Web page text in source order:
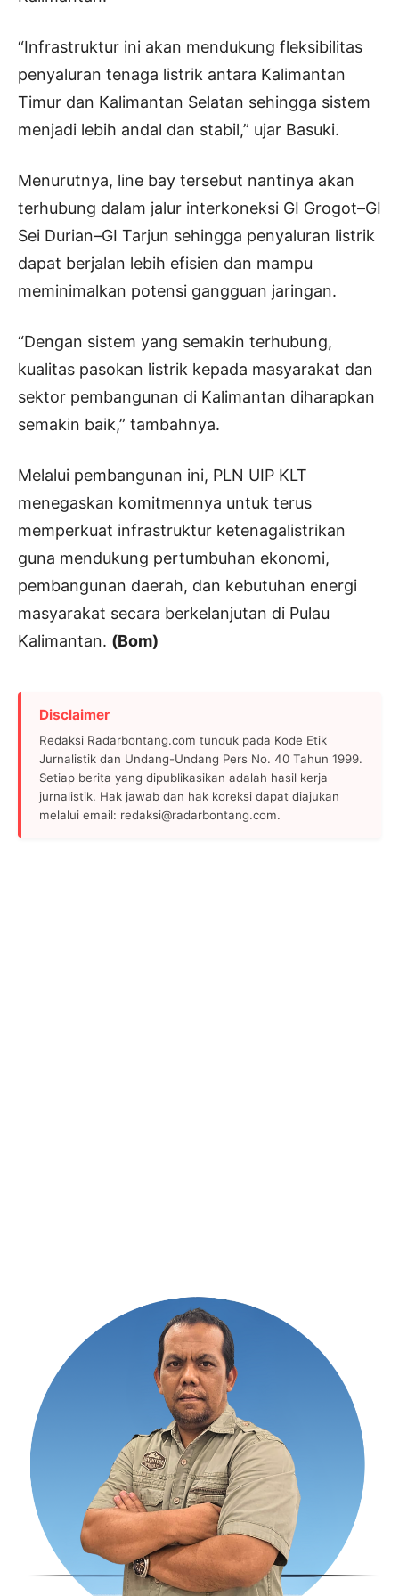
“Infrastruktur ini akan mendukung fleksibilitas
penyaluran tenaga listrik antara Kalimantan
Timur dan Kalimantan Selatan sehingga sistem
menjadi lebih andal dan stabil,” ujar Basuki.
Menurutnya, line bay tersebut nantinya akan
terhubung dalam jalur interkoneksi GI Grogot–GI
Sei Durian–GI Tarjun sehingga penyaluran listrik
dapat berjalan lebih efisien dan mampu
meminimalkan potensi gangguan jaringan.
“Dengan sistem yang semakin terhubung,
kualitas pasokan listrik kepada masyarakat dan
sektor pembangunan di Kalimantan diharapkan
semakin baik,” tambahnya.
Melalui pembangunan ini, PLN UIP KLT
menegaskan komitmennya untuk terus
memperkuat infrastruktur ketenagalistrikan
guna mendukung pertumbuhan ekonomi,
pembangunan daerah, dan kebutuhan energi
masyarakat secara berkelanjutan di Pulau
Kalimantan. (Bom)
Disclaimer
Redaksi Radarbontang.com tunduk pada Kode Etik
Jurnalistik dan Undang-Undang Pers No. 40 Tahun 1999.
Setiap berita yang dipublikasikan adalah hasil kerja
jurnalistik. Hak jawab dan hak koreksi dapat diajukan
melalui email: redaksi@radarbontang.com.